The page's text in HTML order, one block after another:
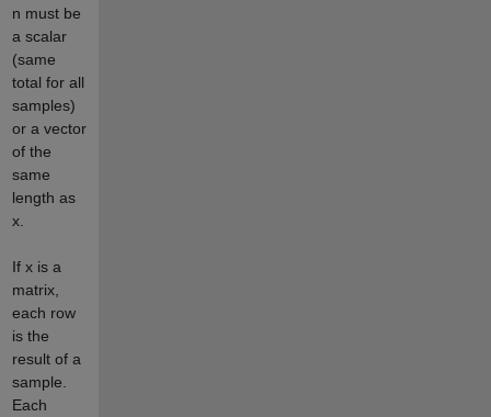
n must be
a scalar
(same
total for all
samples)
or a vector
of the
same
length as
x.
If x is a
matrix,
each row
is the
result of a
sample.
Each